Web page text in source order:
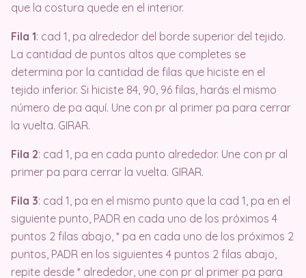
que la costura quede en el interior.
Fila 1: cad 1, pa alrededor del borde superior del tejido.
La cantidad de puntos altos que completes se
determina por la cantidad de filas que hiciste en el
tejido inferior. Si hiciste 84, 90, 96 filas, harás el mismo
número de pa aquí. Une con pr al primer pa para cerrar
la vuelta. GIRAR.
Fila 2: cad 1, pa en cada punto alrededor. Une con pr al
primer pa para cerrar la vuelta. GIRAR.
Fila 3: cad 1, pa en el mismo punto que la cad 1, pa en el
siguiente punto, PADR en cada uno de los próximos 4
puntos 2 filas abajo, * pa en cada uno de los próximos 2
puntos, PADR en los siguientes 4 puntos 2 filas abajo,
repite desde * alrededor, une con pr al primer pa para